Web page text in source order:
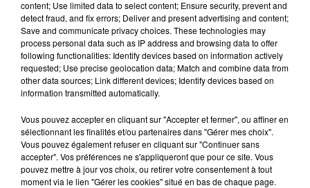
11h13
11h13
BRUNO MARS
11h10
11h10
KATSEYE
11h07
11h07
11h03
11h03 10h57
10h57 10h54
10h54
content; Use limited data to select content; Ensure security, prevent and
detect fraud, and fix errors; Deliver and present advertising and content;
Save and communicate privacy choices. These technologies may
process personal data such as IP address and browsing data to offer
following functionalities: Identify devices based on information actively
requested; Use precise geolocation data; Match and combine data from
other data sources; Link different devices; Identify devices based on
information transmitted automatically.
Vous pouvez accepter en cliquant sur "Accepter et fermer", ou affiner en
sélectionnant les finalités et/ou partenaires dans "Gérer mes choix".
Vous pouvez également refuser en cliquant sur "Continuer sans
accepter". Vos préférences ne s'appliqueront que pour ce site. Vous
pouvez mettre à jour vos choix, ou retirer votre consentement à tout
moment via le lien "Gérer les cookies" situé en bas de chaque page.